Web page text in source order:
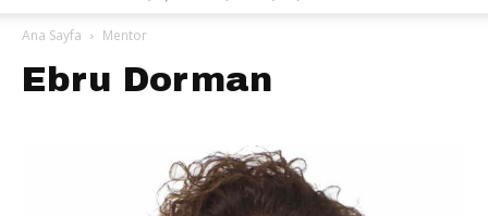
Ana Sayfa Mentor
Ebru Dorman